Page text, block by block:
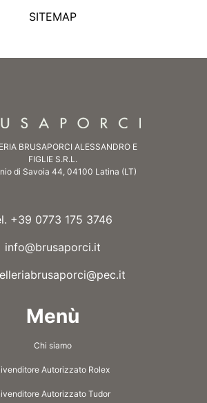
SITEMAP
BRUSAPORCI ALESSANDRO E
FIGLIE S.R.L.
di Savoia 44, 04100 Latina (LT)
+39 0773 175 3746
info@brusaporci.it
Menù
Chi siamo
Autorizzato Rolex
Autorizzato Tudor